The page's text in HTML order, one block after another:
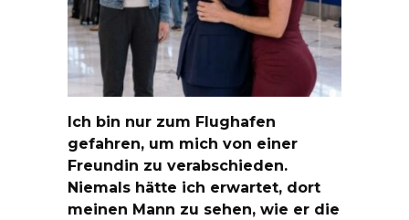
Ich bin nur zum Flughafen
gefahren, um mich von einer
Freundin zu verabschieden.
Niemals hätte ich erwartet, dort
meinen Mann zu sehen, wie er die